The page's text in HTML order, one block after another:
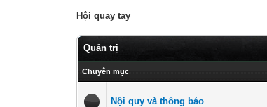
Hội quay tay
Quản trị
Chuyên mục
Nội quy và thông báo